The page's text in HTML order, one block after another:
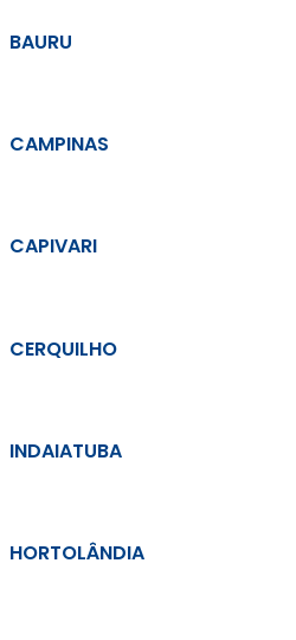
BAURU
CAMPINAS
CAPIVARI
CERQUILHO
INDAIATUBA
HORTOLÂNDIA